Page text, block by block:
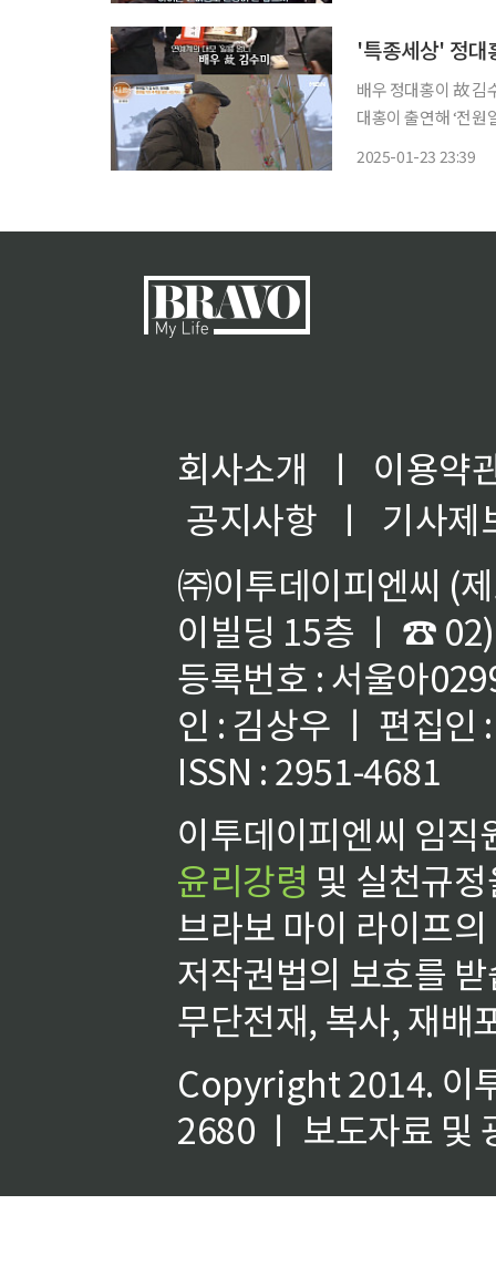
배우 정대홍이 故 김수미에 대한 그
대홍이 출연해 ‘전원일기’
2025-01-23 23:39
회사소개 ㅣ
이용약
공지사항
ㅣ
기사제
㈜이투데이피엔씨 (
이빌딩 15층 ㅣ ☎
등록번호 : 서울아
인 : 김상우 ㅣ 편집인
ISSN : 2951-4681
이투데이피엔씨 임
윤리강령 및 실천규
브라보 마이 라이프
저작권법의 보호를
무단전재, 복사, 재배
Copyright 2014. 이
2680 ㅣ 보도자료